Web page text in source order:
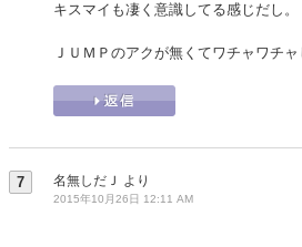
キスマイも凄く意識してる感じだし。
ＪＵＭＰのアクが無くてワチャワチ
7 名無しだＪ より
2015年10月26日 12:11 AM